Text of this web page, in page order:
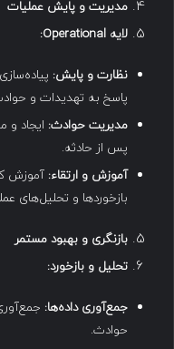
مدیریت و پایش عملیات
لایه Operational:
نظارت و پایش:
پاسخ به تهدیدات و
مدیریت حوادث: ایجاد و
پس از حادثه.
آموزش و ارتقاء: آموزش
بازخوردها و تحلیل‌های
بازنگری و بهبود مستمر
تحلیل و بازخورد:
جمع‌آوری داده‌ها:
حوادث.